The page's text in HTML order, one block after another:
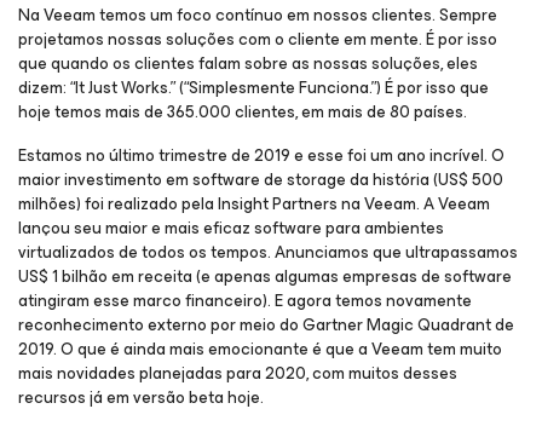
Na Veeam temos um foco contínuo em nossos clientes. Sempre
projetamos nossas soluções com o cliente em mente. É por isso
que quando os clientes falam sobre as nossas soluções, eles
dizem: “It Just Works.” (“Simplesmente Funciona.”) É por isso que
hoje temos mais de 365.000 clientes, em mais de 80 países.
Estamos no último trimestre de 2019 e esse foi um ano incrível. O
maior investimento em software de storage da história (US$ 500
milhões) foi realizado pela Insight Partners na Veeam. A Veeam
lançou seu maior e mais eficaz software para ambientes
virtualizados de todos os tempos. Anunciamos que ultrapassamos
US$ 1 bilhão em receita (e apenas algumas empresas de software
atingiram esse marco financeiro). E agora temos novamente
reconhecimento externo por meio do Gartner Magic Quadrant de
2019. O que é ainda mais emocionante é que a Veeam tem muito
mais novidades planejadas para 2020, com muitos desses
recursos já em versão beta hoje.